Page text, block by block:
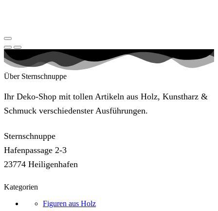
Über Sternschnuppe
Ihr Deko-Shop mit tollen Artikeln aus Holz, Kunstharz &
Schmuck verschiedenster Ausführungen.
Sternschnuppe
Hafenpassage 2-3
23774 Heiligenhafen
Kategorien
Figuren aus Holz